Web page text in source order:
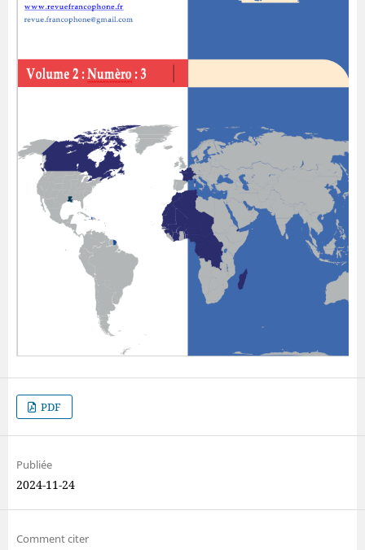
PDF
Publiée
2024-11-24
Comment citer